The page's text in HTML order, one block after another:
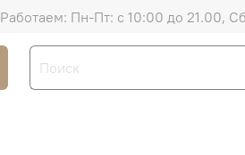
Работаем: Пн-Пт: с 10:00 до 21.00,